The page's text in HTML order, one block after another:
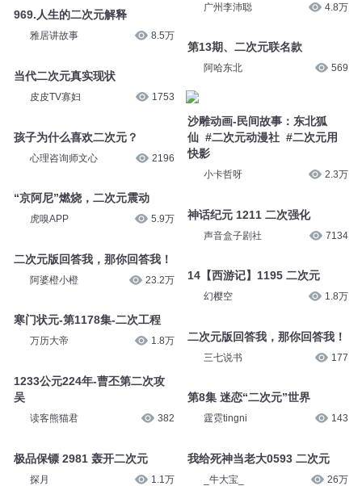
969.人生的二次元解释
雅居讲故事 8.5万
当代二次元真实现状
皮皮TV寡妇 1753
孩子为什么喜欢二次元？
心理咨询师文心 2196
“京阿尼”燃烧，二次元震动
虎嗅APP 5.9万
二次元版回答我，那你回答我！
阿婆橙小橙 23.2万
寒门状元-第1178集-二次工程
万历大帝 1.8万
1233公元224年-曹丕第二次攻
吴
读客熊猫君 382
极品保镖 2981 轰开二次元
探月 1.1万
广州李沛聪 4.8万
第13期、二次元联名款
阿哈东北 569
沙雕动画-民间故事：东北狐
仙 #二次元动漫社 #二次元用
快影
小卡哲呀 2.3万
神话纪元 1211 二次强化
声音盒子剧社 7134
14【西游记】1195 二次元
幻樱空 1.8万
二次元版回答我，那你回答我！
三七说书 177
第8集 迷恋“二次元”世界
霆霓tingni 143
我给死神当老大0593 二次元
_牛大宝_ 26万